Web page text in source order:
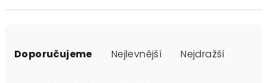
Doporučujeme Nejlevnější Nejdražší